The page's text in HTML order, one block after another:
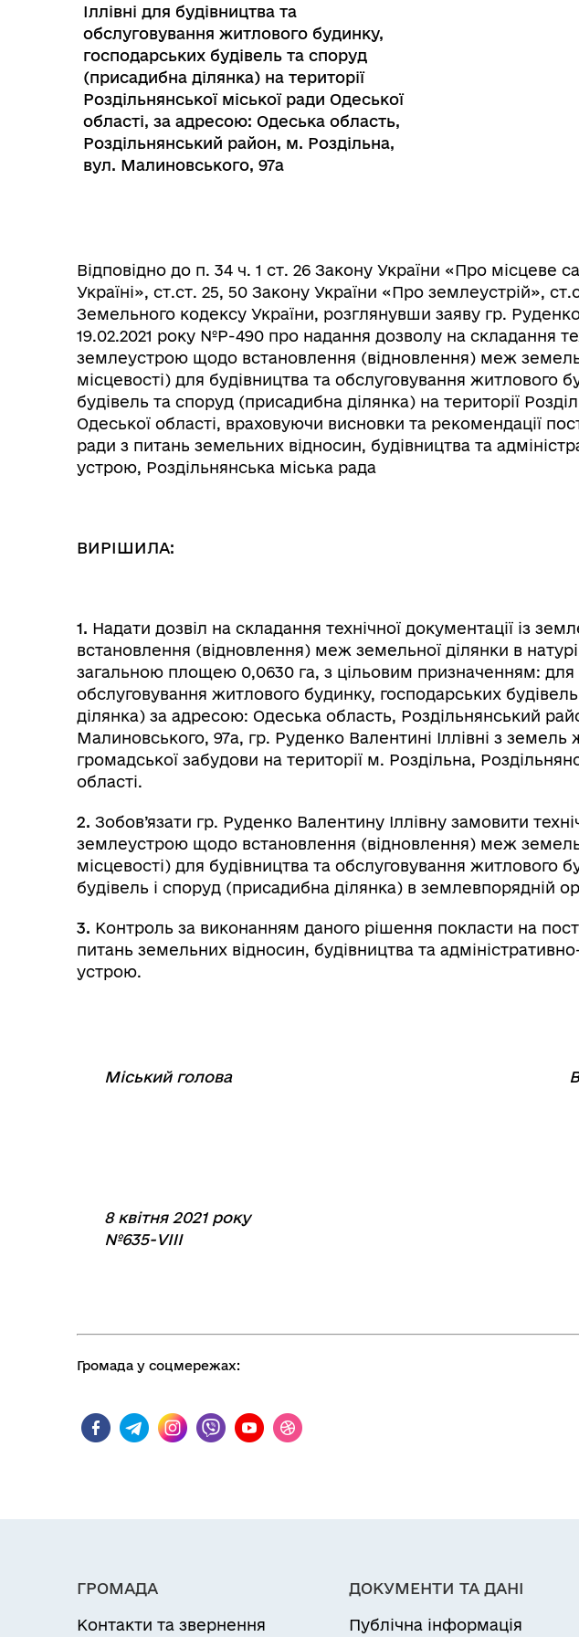
Іллівні для будівництва та
обслуговування житлового будинку,
господарських будівель та споруд
(присадибна ділянка) на території
Роздільнянської міської ради Одеської
області, за адресою: Одеська область,
Роздільнянський район, м. Роздільна,
вул. Малиновського, 97а
Відповідно до п. 34 ч. 1 ст. 26 Закону України «Про місцеве
Україні», ст.ст. 25, 50 Закону України «Про землеустрій»,
Земельного кодексу України, розглянувши заяву гр.
19.02.2021 року №Р-490 про надання дозволу на складання
землеустрою щодо встановлення (відновлення) меж
місцевості) для будівництва та обслуговування житлового
будівель та споруд (присадибна ділянка) на території
Одеської області, враховуючи висновки та рекомендації
ради з питань земельних відносин, будівництва та
устрою, Роздільнянська міська рада
ВИРІШИЛА:
1. Надати дозвіл на складання технічної документації із
встановлення (відновлення) меж земельної ділянки в
загальною площею 0,0630 га, з цільовим призначенням: для
обслуговування житлового будинку, господарських
ділянка) за адресою: Одеська область, Роздільнянський
Малиновського, 97а, гр. Руденко Валентині Іллівні з земель
громадської забудови на території м. Роздільна,
області.
2. Зобов’язати гр. Руденко Валентину Іллівну замовити
землеустрою щодо встановлення (відновлення) меж
місцевості) для будівництва та обслуговування житлового
будівель і споруд (присадибна ділянка) в землевпорядній
3. Контроль за виконанням даного рішення покласти на
питань земельних відносин, будівництва та
устрою.
Міський голова⠀
8 квітня 2021 року
№635-VIII
Громада у соцмережах:
ГРОМАДА
Контакти та звернення
ДОКУМЕНТИ ТА ДАНІ
Публічна інформація